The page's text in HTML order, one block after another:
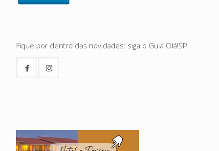
Fique por dentro das novidades: siga o Guia Olá!SP